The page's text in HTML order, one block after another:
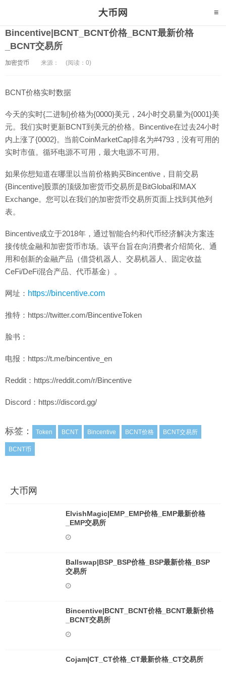
Bincentive|BCNT_BCNT价格_BCNT最新价格
_BCNT交易所
加密货币 来源： (阅读：0)
BCNT价格实时数据
今天的实时{二进制}价格为{0000}美元，24小时交易量为{0001}美
元。我们实时更新BCNT到美元的价格。Bincentive在过去24小时
内上涨了{0002}。当前CoinMarketCap排名为#4793，没有可用的
实时市值。循环电源不可用，最大电源不可用。
如果你想知道在哪里以当前价格购买Bincentive，目前交易
{Bincentive]股票的顶级加密货币交易所是BitGlobal和MAX
Exchange。您可以在我们的加密货币交易所页面上找到其他列
表。
Bincentive成立于2018年，通过智能合约和代币经济解决方案连
接传统金融和加密货币市场。该平台旨在向消费者介绍简化、通
用和创新的金融产品（借贷机器人、交易机器人、固定收益
CeFi/DeFi混合产品、代币基金）。
网址： https://bincentive.com
推特：https://twitter.com/BincentiveToken
脸书：
电报：https://t.me/bincentive_en
Reddit：https://reddit.com/r/Bincentive
Discord：https://discord.gg/
标签： Token BCNT Bincentive BCNT价格 BCNT交易所
BCNT币
大币网
ElvishMagic|EMP_EMP价格_EMP最新价格
_EMP交易所
Ballswap|BSP_BSP价格_BSP最新价格_BSP
交易所
Bincentive|BCNT_BCNT价格_BCNT最新价格
_BCNT交易所
Cojam|CT_CT价格_CT最新价格_CT交易所